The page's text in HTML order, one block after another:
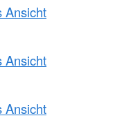
Ansicht
Ansicht
Ansicht